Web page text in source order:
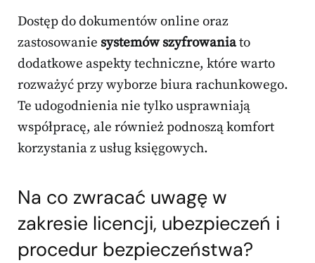
Dostęp do dokumentów online oraz
zastosowanie systemów szyfrowaniato
dodatkowe aspekty techniczne, które warto
rozważyć przy wyborze biura rachunkowego.
Te udogodnienia nie tylko usprawniają
współpracę, ale również podnoszą komfort
korzystania z usług księgowych.
Na co zwracać uwagę w
zakresie licencji, ubezpieczeń i
procedur bezpieczeństwa?